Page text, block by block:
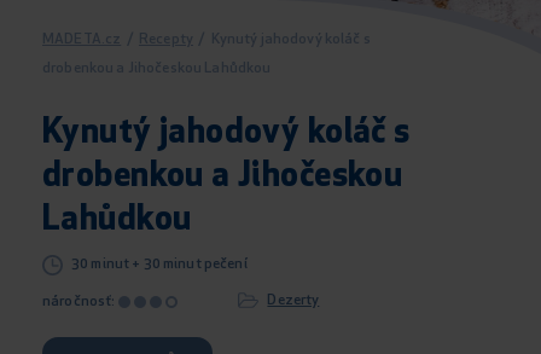
MADETA.cz / Recepty /
Kynutý jahodový koláč s
drobenkou a Jihočeskou Lahůdkou
Kynutý jahodový koláč s
drobenkou a Jihočeskou
Lahůdkou
30 minut + 30 minut pečení
náročnosť: Dezerty